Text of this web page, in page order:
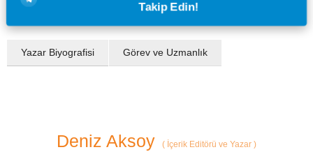
Takip Edin!
Yazar Biyografisi Görev ve Uzmanlık
Deniz Aksoy ( İçerik Editörü ve Yazar )